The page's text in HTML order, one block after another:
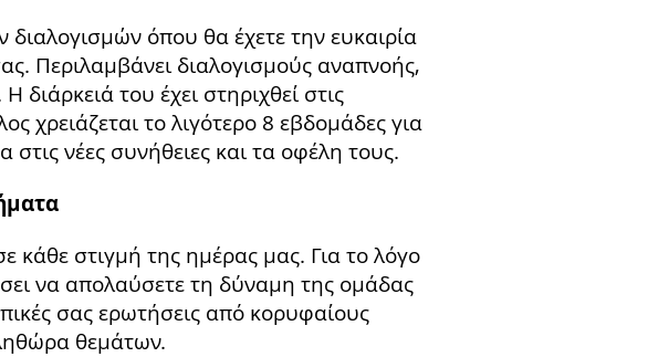
όπου θα έχετε την ευκαιρία
Περιλαμβάνει διαλογισμούς αναπνοής,
του έχει στηριχθεί στις
χρειάζεται το λιγότερο 8 εβδομάδες για
νέες συνήθειες και τα οφέλη τους.
κάθε στιγμή της ημέρας μας. Για το λόγο
να απολαύσετε τη δύναμη της ομάδας
σας ερωτήσεις από κορυφαίους
θεμάτων.